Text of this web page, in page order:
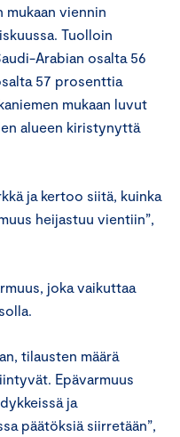
mukaan viennin
Tuolloin
Arabian osalta 56
57 prosenttia
mukaan luvut
alueen kiristynyttä
ja kertoo siitä, kuinka
heijastuu vientiin”,
joka vaikuttaa
tilausten määrä
Epävarmuus
ja
päätöksiä siirretään”,